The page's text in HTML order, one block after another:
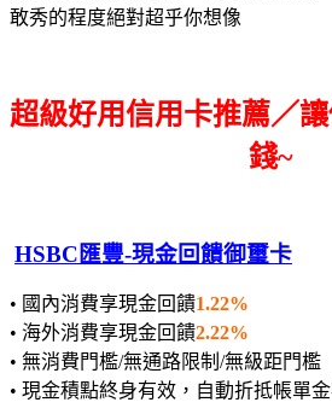
敢秀的程度絕對超乎你想像
超級好用信用卡推薦／
錢~
HSBC匯豐-現金回饋御璽卡
• 國內消費享現金回饋1.22%
• 海外消費享現金回饋2.22%
• 無消費門檻/無通路限制/無級距門檻
• 現金積點終身有效，自動折抵帳單